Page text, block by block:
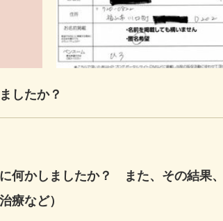
したか？
何かしましたか？ また、その結果
療など）